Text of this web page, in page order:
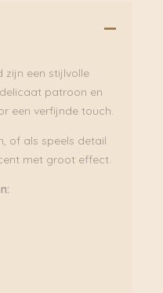
zijn een stijlvolle
patroon en
een verfijnde touch.
of als speels detail
met groot effect.